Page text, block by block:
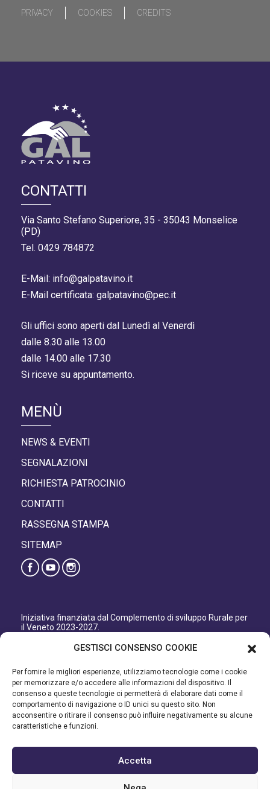
GESTISCI CONSENSO COOKIE
Per fornire le migliori esperienze, utilizziamo tecnologie come i cookie
per memorizzare e/o accedere alle informazioni del dispositivo. Il
consenso a queste tecnologie ci permetterà di elaborare dati come il
comportamento di navigazione o ID unici su questo sito. Non
acconsentire o ritirare il consenso può influire negativamente su alcune
caratteristiche e funzioni.
Accetta
CONTATTI
Via Santo Stefano Superiore, 35 - 35043 Monselice
(PD)
Tel. 0429 784872
E-Mail: info@galpatavino.it
E-Mail certificata: galpatavino@pec.it
Gli uffici sono aperti dal Lunedì al Venerdì
dalle 8.30 alle 13.00
dalle 14.00 alle 17.30
Si riceve su appuntamento.
MENÙ
NEWS & EVENTI
SEGNALAZIONI
RICHIESTA PATROCINIO
CONTATTI
RASSEGNA STAMPA
SITEMAP
Iniziativa finanziata dal Complemento di sviluppo Rurale per
il Veneto 2023-2027.
Organismo responsabile dell’informazione: GAL Patavino
Autorità di Gestione regionale: Regione del Veneto –
Direzione AdG FEASR Bonifica e Irrigazione.
Iniziativa finanziata dal Programma di Sviluppo Rurale per il
Veneto 2014-2022.
Organismo responsabile dell’informazione: GAL Patavino.
©2023 GAL PATAVINO SCARL - Cap. Soc. 22.000,00€ - R.E.A.
PRIVACY COOKIES CREDITS